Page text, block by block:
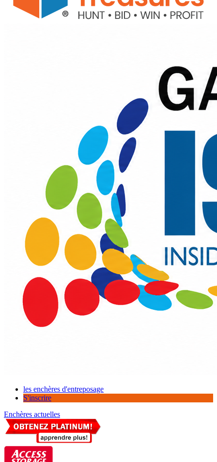
les enchères d'entreposage
S'inscrire
Enchères actuelles